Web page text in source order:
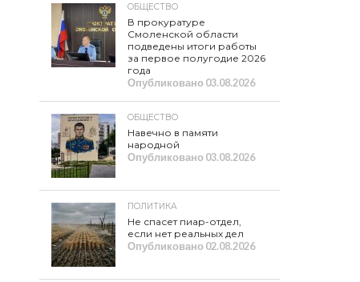
ОБЩЕСТВО
В прокуратуре
Смоленской области
подведены итоги работы
за первое полугодие 2026
года
Опубликовано03.08.2026
ОБЩЕСТВО
Навечно в памяти
народной
Опубликовано03.08.2026
ПОЛИТИКА
Не спасет пиар-отдел,
если нет реальных дел
Опубликовано02.08.2026